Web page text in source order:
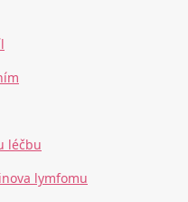
léčbu
lymfomu